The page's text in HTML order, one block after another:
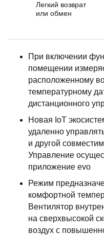
Легкий возврат
или обмен
При включении
помещении
расположенному
температурному
дистанционного
Новая IoT
удаленно
и другой
Управление
приложение evo
Режим
комфортной
Вентилятор
на сверхвысокой
воздух с